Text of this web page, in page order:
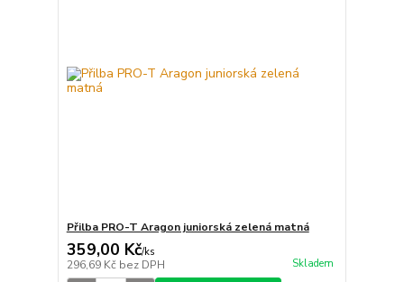
Přilba PRO-T Aragon juniorská zelená matná
359,00 Kč/ks
296,69 Kč bez DPH Skladem